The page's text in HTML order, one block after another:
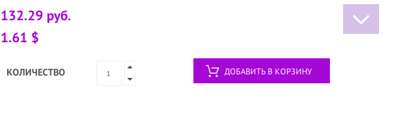
132.29 руб.
1.61 $
КОЛИЧЕСТВО ДОБАВИТЬ В КОРЗИНУ